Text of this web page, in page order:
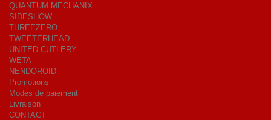
QUANTUM MECHANIX
SIDESHOW
THREEZERO
TWEETERHEAD
UNITED CUTLERY
WETA
NENDOROID
Promotions
Modes de paiement
Livraison
CONTACT